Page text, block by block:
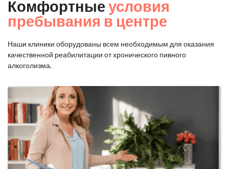
Комфортные условия
пребывания в центре
Наши клиники оборудованы всем необходимым для оказания
качественной реабилитации от хронического пивного
алкоголизма.